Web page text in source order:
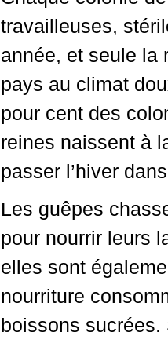
travailleuses,
année, et seule la
pays au climat
pour cent des
reines naissent à
passer l’hiver
Les guêpes
pour nourrir leurs
elles sont
nourriture
boissons